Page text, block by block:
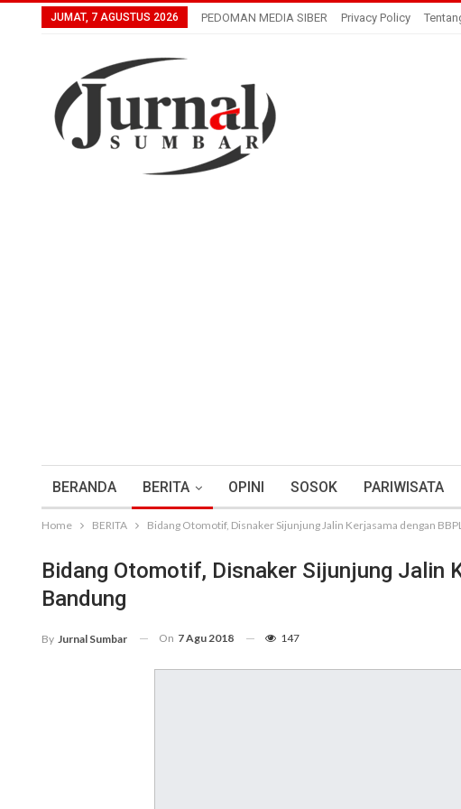
JUMAT, 7 AGUSTUS 2026 PEDOMAN MEDIA SIBER Privacy Policy
BERANDA BERITA OPINI SOSOK PARIWISATA
Home BERITA Bidang Otomotif, Disnaker Sijunjung Jalin Kerjasama dengan
Bidang Otomotif, Disnaker Sijunjung Jalin
Bandung
By Jurnal Sumbar On 7 Agu 2018 147